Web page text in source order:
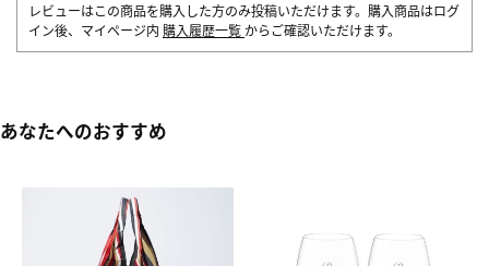
レビューはこの商品を購入した方のみ投稿いただけます。購入商品はログ
イン後、マイページ内 購入履歴一覧 からご確認いただけます。
あなたへのおすすめ